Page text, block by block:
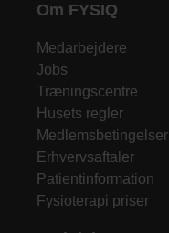
Om FYSIQ
Medarbejdere
Jobs
Træningscentre
Husets regler
Medlemsbetingelser
Erhvervsaftaler
Patientinformation
Fysioterapi priser